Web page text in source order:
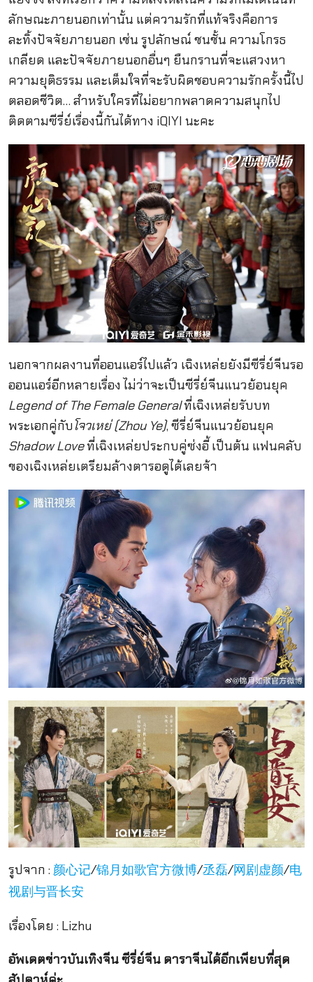
ลักษณะภายนอกเท่านั้น แต่ความรักที่แท้จริงคือการ
ละทิ้งปัจจัยภายนอก เช่น รูปลักษณ์ ชนชั้น ความโกรธ
เกลียด และปัจจัยภายนอกอื่นๆ ยืนกรานที่จะแสวงหา
ความยุติธรรม และเต็มใจที่จะรับผิดชอบความรักครั้งนี้ไป
ตลอดชีวิต… สำหรับใครที่ไม่อยากพลาดความสนุกไป
ติดตามซีรี่ย์เรื่องนี้กันได้ทาง iQIYI นะคะ
นอกจากผลงานที่ออนแอร์ไปแล้ว เฉิงเหล่ยยังมีซีรี่ย์จีนรอ
ออนแอร์อีกหลายเรื่อง ไม่ว่าจะเป็นซีรี่ย์จีนแนวย้อนยุค
Legend of The Female Generalที่เฉิงเหล่ยรับบท
พระเอกคู่กับโจวเหย่ (Zhou Ye), ซีรี่ย์จีนแนวย้อนยุค
Shadow Loveที่เฉิงเหล่ยประกบคู่ซ่งอี้ เป็นต้น แฟนคลับ
ของเฉิงเหล่ยเตรียมล้างตารอดูได้เลยจ้า
รูปจาก : 颜心记/锦月如歌官方微博/丞磊/网剧虚颜/电
视剧与晋长安
เรื่องโดย : Lizhu
อัพเดตข่าวบันเทิงจีน ซีรี่ย์จีน ดาราจีนได้อีกเพียบที่สุด